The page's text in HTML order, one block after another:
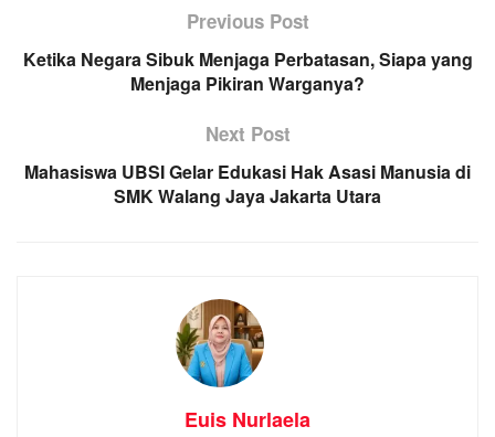
Previous Post
Ketika Negara Sibuk Menjaga Perbatasan, Siapa yang
Menjaga Pikiran Warganya?
Next Post
Mahasiswa UBSI Gelar Edukasi Hak Asasi Manusia di
SMK Walang Jaya Jakarta Utara
Euis Nurlaela